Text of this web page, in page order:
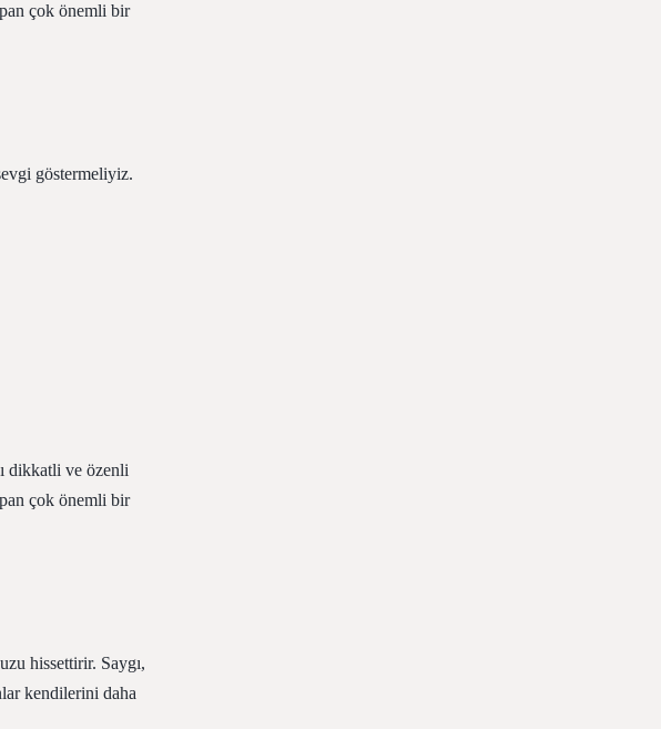
çok önemli bir
göstermeliyiz.
dikkatli ve özenli
çok önemli bir
hissettirir. Saygı,
kendilerini daha